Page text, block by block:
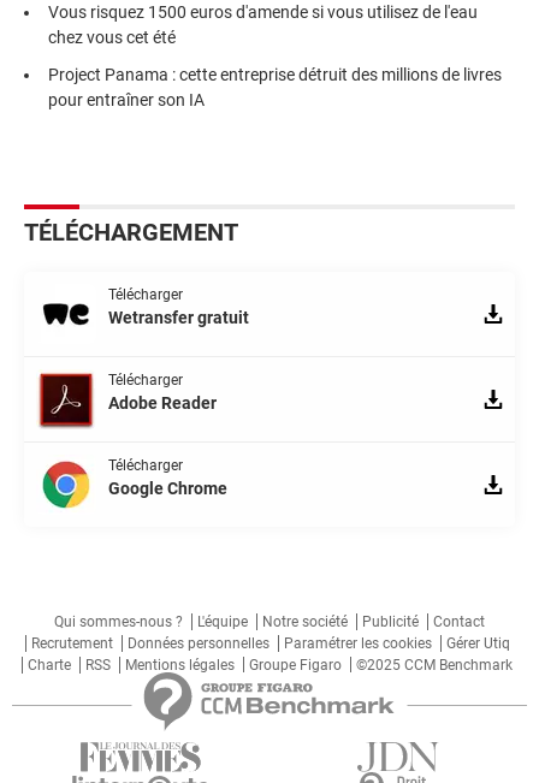
Vous risquez 1500 euros d'amende si vous utilisez de l'eau
chez vous cet été
Project Panama : cette entreprise détruit des millions de livres
pour entraîner son IA
TÉLÉCHARGEMENT
Télécharger
Wetransfer gratuit
Télécharger
Adobe Reader
Télécharger
Google Chrome
Qui sommes-nous ? L'équipe Notre société Publicité
Contact
Recrutement
Données personnelles Paramétrer les cookies
Gérer Utiq
Charte
RSS Mentions légales Groupe Figaro ©2025 CCM Benchmark